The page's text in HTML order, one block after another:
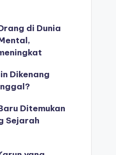
di Dunia
Dikenang
Ditemukan
Sejarah